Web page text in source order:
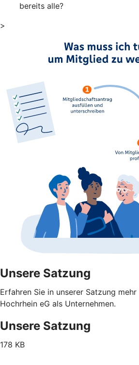
bereits alle?
>
Unsere Satzung
Erfahren Sie in unserer Satzung
Hochrhein eG als Unternehmen.
Unsere Satzung
178 KB